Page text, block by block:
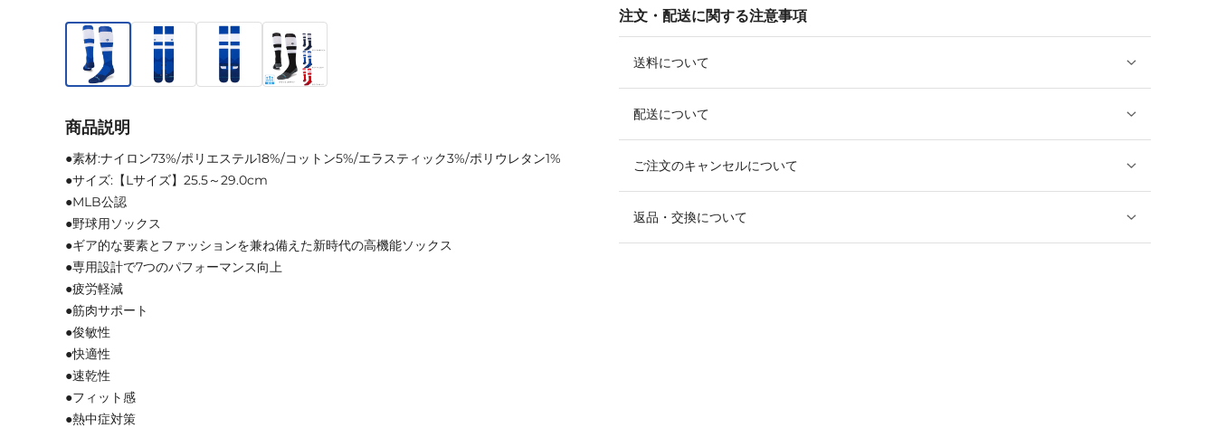
注文・配送に関する注意事項
送料について
配送について
ご注文のキャンセルについて
返品・交換について
商品説明
●素材:ナイロン73%/ポリエステル18%/コットン5%/エラスティック3%/ポリウレタン1%
●サイズ:【Lサイズ】25.5～29.0cm
●MLB公認
●野球用ソックス
●ギア的な要素とファッションを兼ね備えた新時代の高機能ソックス
●専用設計で7つのパフォーマンス向上
●疲労軽減
●筋肉サポート
●俊敏性
●快適性
●速乾性
●フィット感
●熱中症対策